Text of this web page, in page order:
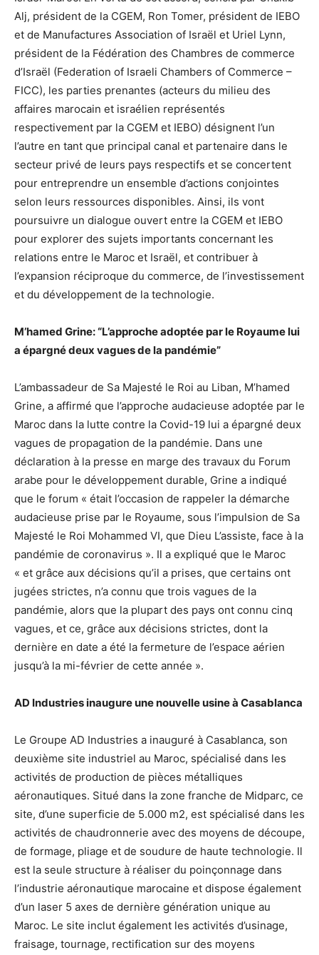
Alj, président de la CGEM, Ron Tomer, président de IEBO
et de Manufactures Association of Israël et Uriel Lynn,
président de la Fédération des Chambres de commerce
d’Israël (Federation of Israeli Chambers of Commerce –
FICC), les parties prenantes (acteurs du milieu des
affaires marocain et israélien représentés
respectivement par la CGEM et IEBO) désignent l’un
l’autre en tant que principal canal et partenaire dans le
secteur privé de leurs pays respectifs et se concertent
pour entreprendre un ensemble d’actions conjointes
selon leurs ressources disponibles. Ainsi, ils vont
poursuivre un dialogue ouvert entre la CGEM et IEBO
pour explorer des sujets importants concernant les
relations entre le Maroc et Israël, et contribuer à
l’expansion réciproque du commerce, de l’investissement
et du développement de la technologie.
M’hamed Grine: “L’approche adoptée par le Royaume lui
a épargné deux vagues de la pandémie”
L’ambassadeur de Sa Majesté le Roi au Liban, M’hamed
Grine, a affirmé que l’approche audacieuse adoptée par le
Maroc dans la lutte contre la Covid-19 lui a épargné deux
vagues de propagation de la pandémie. Dans une
déclaration à la presse en marge des travaux du Forum
arabe pour le développement durable, Grine a indiqué
que le forum « était l’occasion de rappeler la démarche
audacieuse prise par le Royaume, sous l’impulsion de Sa
Majesté le Roi Mohammed VI, que Dieu L’assiste, face à la
pandémie de coronavirus ». Il a expliqué que le Maroc
« et grâce aux décisions qu’il a prises, que certains ont
jugées strictes, n’a connu que trois vagues de la
pandémie, alors que la plupart des pays ont connu cinq
vagues, et ce, grâce aux décisions strictes, dont la
dernière en date a été la fermeture de l’espace aérien
jusqu’à la mi-février de cette année ».
AD Industries inaugure une nouvelle usine à Casablanca
Le Groupe AD Industries a inauguré à Casablanca, son
deuxième site industriel au Maroc, spécialisé dans les
activités de production de pièces métalliques
aéronautiques. Situé dans la zone franche de Midparc, ce
site, d’une superficie de 5.000 m2, est spécialisé dans les
activités de chaudronnerie avec des moyens de découpe,
de formage, pliage et de soudure de haute technologie. Il
est la seule structure à réaliser du poinçonnage dans
l’industrie aéronautique marocaine et dispose également
d’un laser 5 axes de dernière génération unique au
Maroc. Le site inclut également les activités d’usinage,
fraisage, tournage, rectification sur des moyens